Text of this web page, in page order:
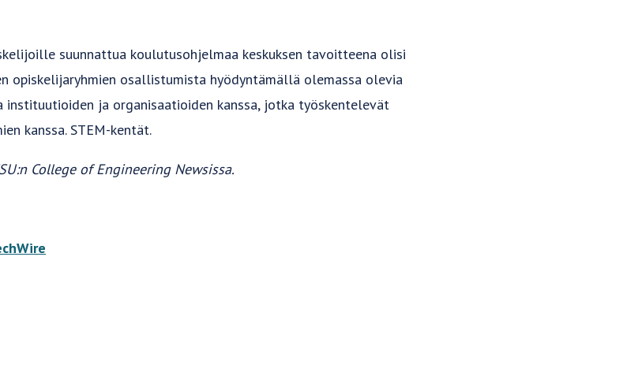
suunnattua koulutusohjelmaa keskuksen tavoitteena olisi
osallistumista hyödyntämällä olemassa olevia
ja organisaatioiden kanssa, jotka työskentelevät
kanssa. STEM-kentät.
College of Engineering Newsissa.